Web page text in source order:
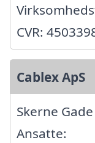
CVR:
Cablex ApS
Skerne
Ansatte: